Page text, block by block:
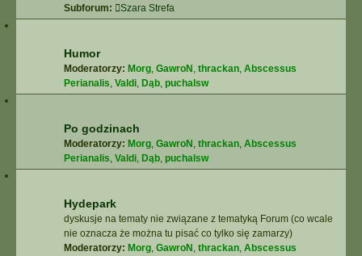
Subforum:
Szara Strefa
Humor
Moderatorzy: Morg, GawroN , thrackan, Abscessus
Perianalis, Valdi, Dąb, puchalsw
Po godzinach
Moderatorzy: Morg, GawroN , thrackan, Abscessus
Perianalis, Valdi, Dąb, puchalsw
Hydepark
dyskusje na tematy nie związane z tematyką Forum (co wcale
nie oznacza że można tu pisać co tylko się zamarzy)
Moderatorzy: Morg, GawroN , thrackan, Abscessus